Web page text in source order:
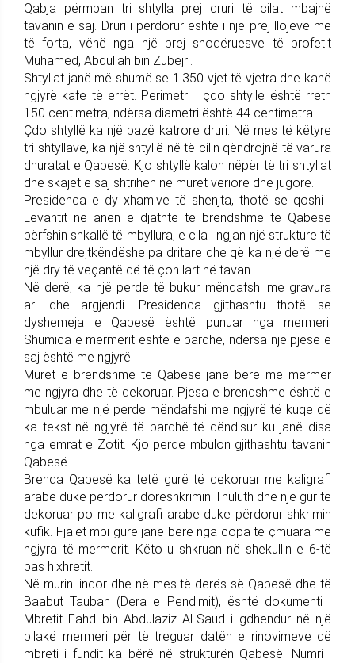
Qabja përmban tri shtylla prej druri të cilat mbajnë
tavanin e saj. Druri i përdorur është i një prej llojeve më
të forta, vënë nga një prej shoqëruesve të profetit
Muhamed, Abdullah bin Zubejri.
Shtyllat janë më shumë se 1.350 vjet të vjetra dhe kanë
ngjyrë kafe të errët. Perimetri i çdo shtylle është rreth
150 centimetra, ndërsa diametri është 44 centimetra.
Çdo shtyllë ka një bazë katrore druri. Në mes të këtyre
tri shtyllave, ka një shtyllë në të cilin qëndrojnë të varura
dhuratat e Qabesë. Kjo shtyllë kalon nëpër të tri shtyllat
dhe skajet e saj shtrihen në muret veriore dhe jugore.
Presidenca e dy xhamive të shenjta, thotë se qoshi i
Levantit në anën e djathtë të brendshme të Qabesë
përfshin shkallë të mbyllura, e cila i ngjan një strukture të
mbyllur drejtkëndëshe pa dritare dhe që ka një derë me
një dry të veçantë që të çon lart në tavan.
Në derë, ka një perde të bukur mëndafshi me gravura
ari dhe argjendi. Presidenca gjithashtu thotë se
dyshemeja e Qabesë është punuar nga mermeri.
Shumica e mermerit është e bardhë, ndërsa një pjesë e
saj është me ngjyrë.
Muret e brendshme të Qabesë janë bërë me mermer
me ngjyra dhe të dekoruar. Pjesa e brendshme është e
mbuluar me një perde mëndafshi me ngjyrë të kuqe që
ka tekst në ngjyrë të bardhë të qëndisur ku janë disa
nga emrat e Zotit. Kjo perde mbulon gjithashtu tavanin
Qabesë.
Brenda Qabesë ka tetë gurë të dekoruar me kaligrafi
arabe duke përdorur dorëshkrimin Thuluth dhe një gur të
dekoruar po me kaligrafi arabe duke përdorur shkrimin
kufik. Fjalët mbi gurë janë bërë nga copa të çmuara me
ngjyra të mermerit. Këto u shkruan në shekullin e 6-të
pas hixhretit.
Në murin lindor dhe në mes të derës së Qabesë dhe të
Baabut Taubah (Dera e Pendimit), është dokumenti i
Mbretit Fahd bin Abdulaziz Al-Saud i gdhendur në një
pllakë mermeri për të treguar datën e rinovimeve që
mbreti i fundit ka bërë në strukturën Qabesë. Numri i